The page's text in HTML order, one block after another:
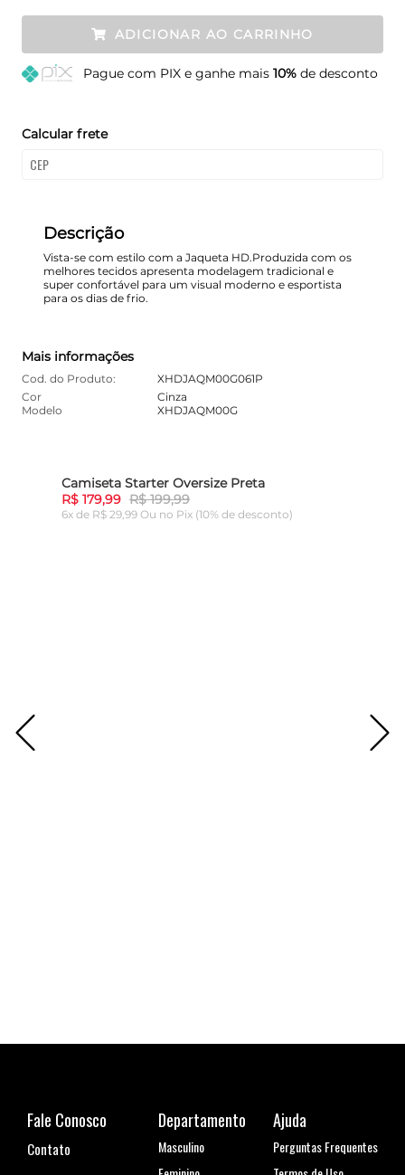
ADICIONAR AO CARRINHO
Pague com PIX e ganhe mais 10%de desconto
Calcular frete
Descrição
Vista-se com estilo com a Jaqueta HD.Produzida com os
melhores tecidos apresenta modelagem tradicional e
super confortável para um visual moderno e esportista
para os dias de frio.
Mais informações
Cod. do Produto:
XHDJAQM00G061P
Cor
Cinza
Modelo
XHDJAQM00G
Camiseta Starter Oversize Preta
R$ 179,99 R$ 199,99
6x de R$ 29,99 Ou no Pix (10% de desconto)
Fale Conosco
Contato
Departamento
Masculino
Ajuda
Perguntas Frequentes